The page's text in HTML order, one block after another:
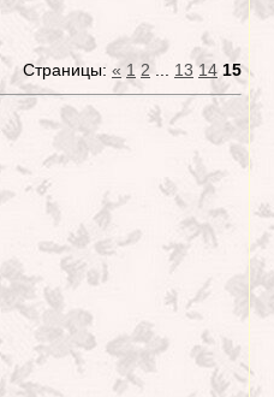
Страницы: « 1 2 13 14 15